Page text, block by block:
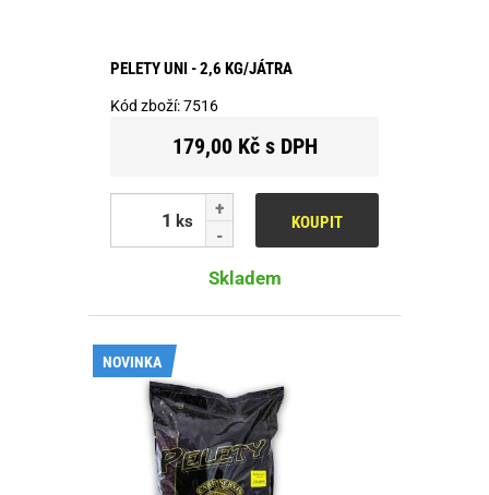
PELETY UNI - 2,6 KG/JÁTRA
Kód zboží:7516
179,00 Kč s DPH
ks KOUPIT
Skladem
NOVINKA